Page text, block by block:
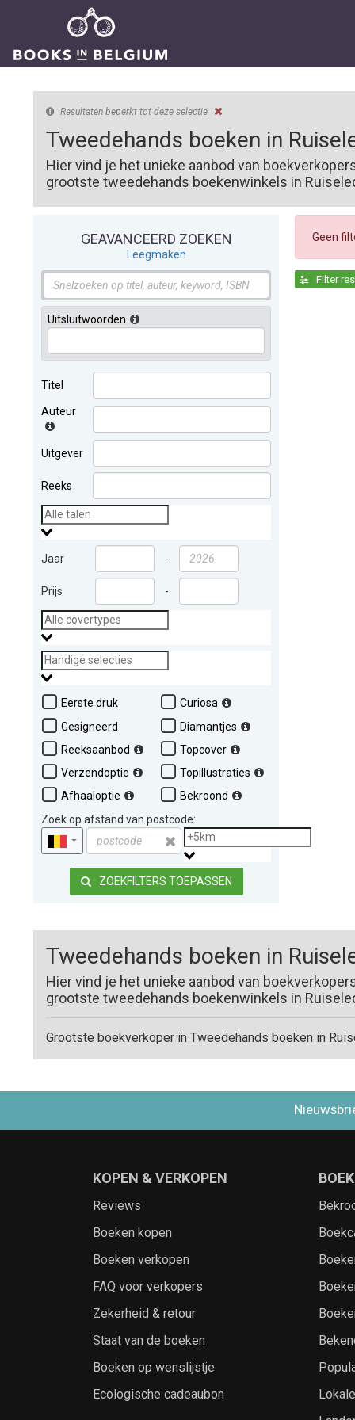
Resultaten beperkt tot deze selectie
Tweedehands boeken in
Hier vind je het unieke aanbod van
grootste tweedehands boekenwinkels in
GEAVANCEERD ZOEKEN
Leegmaken
Uitsluitwoorden
Titel
Auteur
Uitgever
Reeks
Jaar -
Prijs -
Eerste druk
Gesigneerd
Reeksaanbod
Verzendoptie
Afhaaloptie
Curiosa
Diamantjes
Topcover
Topillustraties
Bekroond
Zoek op afstand van postcode:
ZOEKFILTERS TOEPASSEN
Geen
Filter
Tweedehands boeken in
Hier vind je het unieke aanbod van
grootste tweedehands boekenwinkels in
Grootste boekverkoper in Tweedehands boeken in
KOPEN & VERKOPEN
Reviews
Boeken kopen
Boeken verkopen
FAQ voor verkopers
Zekerheid & retour
Staat van de boeken
Boeken op wenslijstje
Ecologische cadeaubon